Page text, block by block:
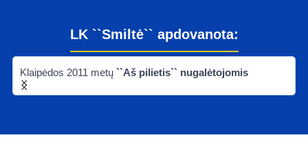
LK ``Smiltė`` apdovanota:
Klaipėdos 2011 metų ``Aš pilietis`` nugalėtojomis